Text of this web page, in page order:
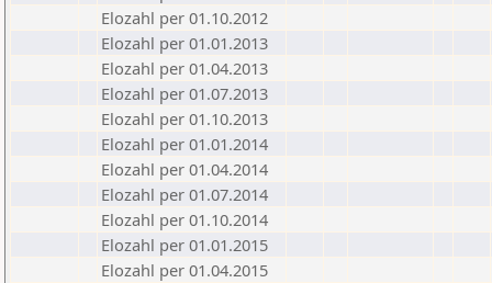
Elozahl per 01.10.2012
Elozahl per 01.01.2013
Elozahl per 01.04.2013
Elozahl per 01.07.2013
Elozahl per 01.10.2013
Elozahl per 01.01.2014
Elozahl per 01.04.2014
Elozahl per 01.07.2014
Elozahl per 01.10.2014
Elozahl per 01.01.2015
Elozahl per 01.04.2015